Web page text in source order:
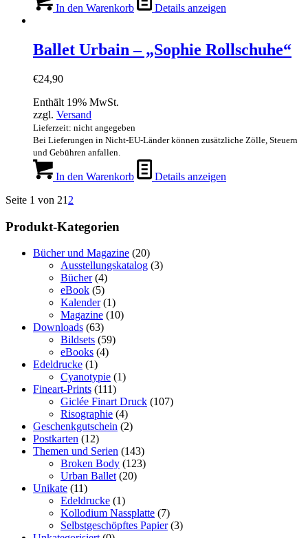
In den Warenkorb Details anzeigen
Ballet Urbain – „Sophie Rollschuhe“
€24,90
Enthält 19% MwSt.
zzgl. Versand
Lieferzeit: nicht angegeben
Bei Lieferungen in Nicht-EU-Länder können zusätzliche Zölle, Steuern
und Gebühren anfallen.
In den Warenkorb
Details anzeigen
Seite 1 von 21 2
Produkt-Kategorien
Bücher und Magazine (20)
Ausstellungskatalog (3)
Bücher (4)
eBook (5)
Kalender (1)
Magazine (10)
Downloads (63)
Bildsets (59)
eBooks (4)
Edeldrucke (1)
Cyanotypie (1)
Fineart-Prints (111)
Giclée Finart Druck (107)
Risographie (4)
Geschenkgutschein (2)
Postkarten (12)
Themen und Serien (143)
Broken Body (123)
Urban Ballet (20)
Unikate (11)
Edeldrucke (1)
Kollodium Nassplatte (7)
Selbstgeschöpftes Papier (3)